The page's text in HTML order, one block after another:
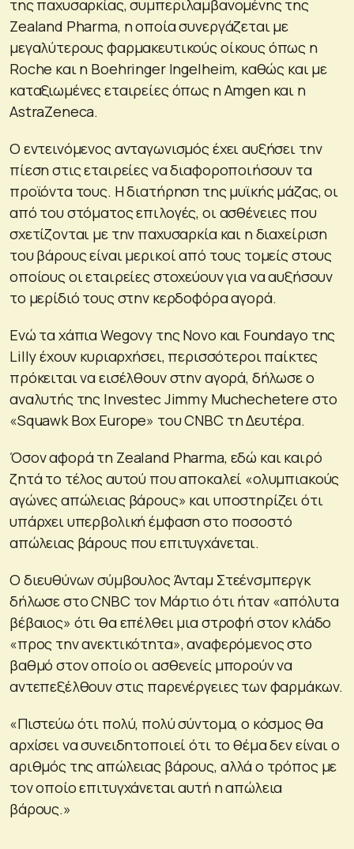
της παχυσαρκίας, συμπεριλαμβανομένης της
Zealand Pharma, η οποία συνεργάζεται με
μεγαλύτερους φαρμακευτικούς οίκους όπως η
Roche και η Boehringer Ingelheim, καθώς και με
καταξιωμένες εταιρείες όπως η Amgen και η
AstraZeneca.
Ο εντεινόμενος ανταγωνισμός έχει αυξήσει την
πίεση στις εταιρείες να διαφοροποιήσουν τα
προϊόντα τους. Η διατήρηση της μυϊκής μάζας, οι
από του στόματος επιλογές, οι ασθένειες που
σχετίζονται με την παχυσαρκία και η διαχείριση
του βάρους είναι μερικοί από τους τομείς στους
οποίους οι εταιρείες στοχεύουν για να αυξήσουν
το μερίδιό τους στην κερδοφόρα αγορά.
Ενώ τα χάπια Wegovy της Novo και Foundayo της
Lilly έχουν κυριαρχήσει, περισσότεροι παίκτες
πρόκειται να εισέλθουν στην αγορά, δήλωσε ο
αναλυτής της Investec Jimmy Muchechetere στο
«Squawk Box Europe» του CNBC τη Δευτέρα.
Όσον αφορά τη Zealand Pharma, εδώ και καιρό
ζητά το τέλος αυτού που αποκαλεί «ολυμπιακούς
αγώνες απώλειας βάρους» και υποστηρίζει ότι
υπάρχει υπερβολική έμφαση στο ποσοστό
απώλειας βάρους που επιτυγχάνεται.
Ο διευθύνων σύμβουλος Άνταμ Στεένσμπεργκ
δήλωσε στο CNBC τον Μάρτιο ότι ήταν «απόλυτα
βέβαιος» ότι θα επέλθει μια στροφή στον κλάδο
«προς την ανεκτικότητα», αναφερόμενος στο
βαθμό στον οποίο οι ασθενείς μπορούν να
αντεπεξέλθουν στις παρενέργειες των φαρμάκων.
«Πιστεύω ότι πολύ, πολύ σύντομα, ο κόσμος θα
αρχίσει να συνειδητοποιεί ότι το θέμα δεν είναι ο
αριθμός της απώλειας βάρους, αλλά ο τρόπος με
τον οποίο επιτυγχάνεται αυτή η απώλεια
βάρους.»